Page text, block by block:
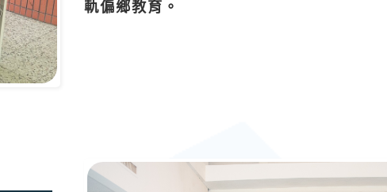
軌偏鄉教育。